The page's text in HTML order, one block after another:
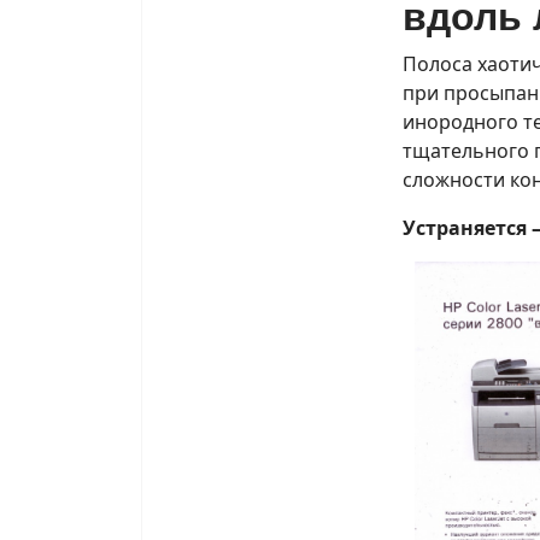
вдоль
Полоса
при
инородного
тщательного
сложности